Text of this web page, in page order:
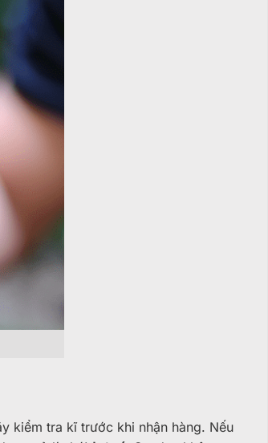
kiểm tra kĩ trước khi nhận hàng. Nếu